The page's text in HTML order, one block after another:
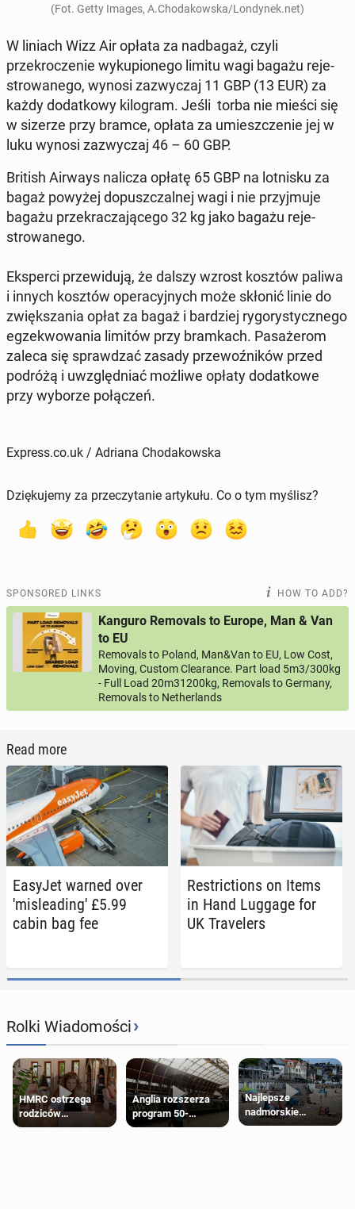
(Fot. Getty Images, A.Chodakows­ka/Lon­dynek.net)
W liniach Wizz Airopłata za nad­ba­gaż, czyli
przekrocze­nie wyku­pi­onego limitu wagi bagażu re­je­
strowanego, wynosi za­zwyczaj 11 GBP (13 EUR) za
każdy do­datkowy kilo­gram. Jeśli torba nie mieści się
w sizerze przy bramce, opłata za umieszcze­nie jej w
luku wynosi za­zwyczaj 46 – 60 GBP.
British Airways nalicza opłatę 65 GBP na lot­nisku za
bagaż powyżej do­puszczal­nej wagi i nie przyj­mu­je
bagażu przekracza­jącego 32 kg jako bagażu re­je­
strowanego.
Eksper­ci przewidu­ją, że dalszy wzrost kosztów paliwa
i innych kosztów op­er­a­cyjnych może skłonić linie do
zwięk­sza­nia opłat za bagaż i bardziej ry­go­rysty­cznego
egzek­wowa­nia limitów przy bramkach. Pasażerom
zaleca się sprawdzać zasady prze­woźników przed
podróżą i uwzględ­ni­ać możliwe opłaty do­datkowe
przy wyborze połączeń.
Express.co.uk / Adriana Chodakowska
Dziękujemy za przeczytanie artykułu. Co o tym myślisz?
SPONSORED LINKS HOW TO ADD?
Kanguro Removals to Europe, Man & Van
to EU
Removals to Poland, Man&Van to EU, Low Cost,
Moving, Custom Clearance. Part load 5m3/300kg
- Full Load 20m31200kg, Removals to Germany,
Removals to Netherlands
Read more
EasyJet warned over
'mis­lead­ing' £5.99
cabin bag fee
Re­stric­tions on Items
in Hand Luggage for
UK Trav­el­ers
Rolki Wiadomości›
HMRC ostrzega
rodziców
pobierających Child
Anglia rozszerza
program 50-
procentowych
Najlepsze
nadmorskie
miasteczko blisko